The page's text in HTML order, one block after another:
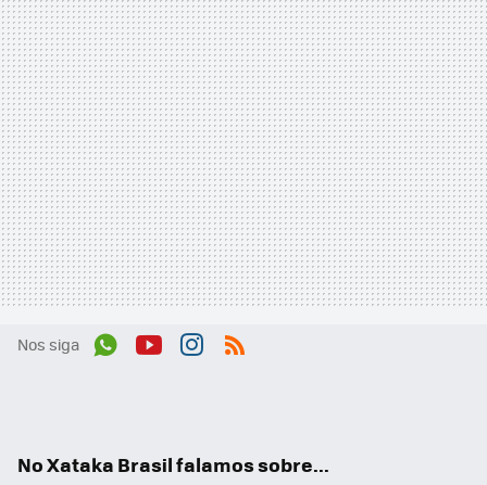
Nos siga
No Xataka Brasil falamos sobre...